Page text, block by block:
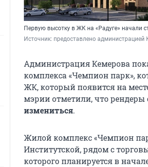
Первую высотку в ЖК на «Радуге» начали
Источник: предоставлено администрацией
Администрация Кемерова
комплекса «Чемпион парк»,
ЖК, который появится на
мэрии отметили, что
измениться.
Жилой комплекс «Чемпион
Институтской, рядом с
которого планируется в